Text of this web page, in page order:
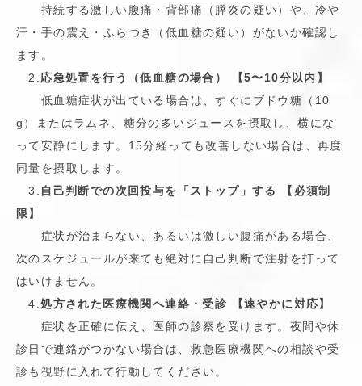
持続する激しい腹痛・背部痛（膵炎の疑い）や、冷や
汗・手の震え・ふらつき（低血糖の疑い）がないか確認し
ます。
2.応急処置を行う（低血糖の場合） 【5〜10分以内】
低血糖症状が出ている場合は、すぐにブドウ糖（10
g）またはラムネ、糖分の多いジュースを摂取し、横にな
って安静にします。15分経っても改善しない場合は、再度
同量を摂取します。
3. 自己判断での次回投与を「ストップ」する 【必須制
限】
症状が治まらない、あるいは激しい腹痛がある場合、
次のスケジュールが来ても絶対に自己判断で注射を打って
はいけません。
4.処方された医療機関へ連絡・受診 【速やかに対応】
症状を正確に伝え、医師の診察を受けます。夜間や休
診日で連絡がつかない場合は、救急医療機関への相談や受
診も視野に入れて行動してください。